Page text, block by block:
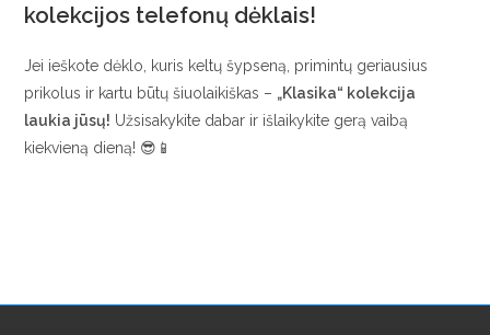
kolekcijos telefonų dėklais!
Jei ieškote dėklo, kuris keltų šypseną, primintų geriausius
prikolus ir kartu būtų šiuolaikiškas – „Klasika“ kolekcija
laukia jūsų! Užsisakykite dabar ir išlaikykite gerą vaibą
kiekvieną dieną! 😎📱